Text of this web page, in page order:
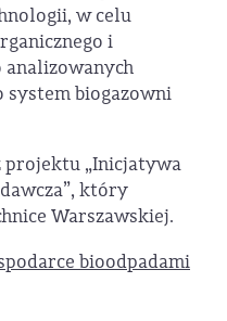
w celu
i
analizowanych
system biogazowni
projektu „Inicjatywa
który
Warszawskiej.
bioodpadami